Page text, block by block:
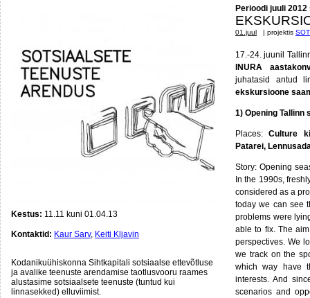
Kestus: 11.11 kuni 01.04.13
Kontaktid: Kaur Sarv, Keiti Kljavin
Kodanikuühiskonna Sihtkapitali sotsiaalse ettevõtluse
ja avalike teenuste arendamise taotlusvooru raames
alustasime sotsiaalsete teenuste (tuntud kui
linnasekked) elluviimist.
Perioodi juuli
01.juul | projektis
17.-24. juunil
INURA
juhatasid antud
ekskursioone
1) Opening Tallinn
Places:Culture
Patarei,
Story: Opening
In the 1990s,
considered as a
today we can see
problems were
able to fix. The
perspectives. We
we track on the
which way have
interests. And
scenarios and